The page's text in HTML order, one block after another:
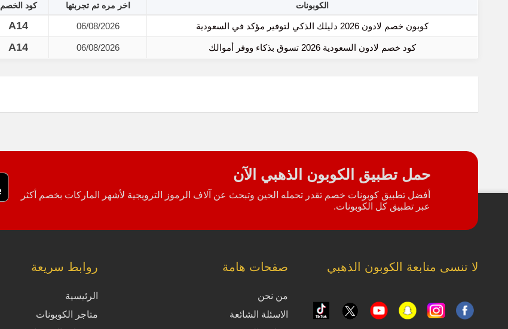
الكوبونات اخر مره تم تجربتها كود الخصم
كوبون خصم لادون 2026 دليلك الذكي لتوفير مؤكد في السعودية 06/08/2026
A14
كود خصم لادون السعودية 2026 تسوق بذكاء ووفر أموالك 06/08/2026
A14
حمل تطبيق الكوبون الذهبي الآن
أفضل تطبيق كوبونات خصم تقدر تحمله الحين وتبحث عن آلاف الرموز الترويجية لأشهر الماركات بخصم أكثر
عبر تطبيق كل الكوبونات.
لا تنسى متابعة الكوبون الذهبي صفحات هامة
من نحن
الاسئلة الشائعة
روابط سريعة
الرئيسية
متاجر الكوبونات